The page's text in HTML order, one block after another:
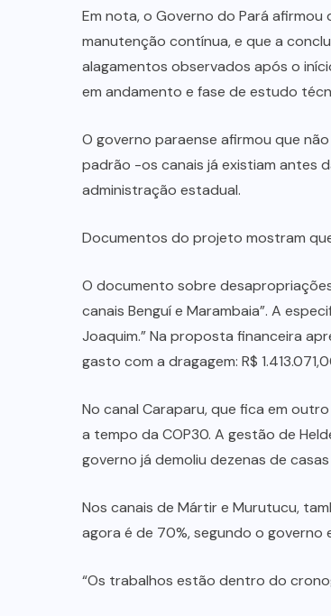
Em nota, o Governo do Pará
manutenção contínua, e que a
alagamentos observados após o
em andamento e fase de estudo
O governo paraense afirmou que
padrão -os canais já existiam antes
administração estadual.
Documentos do projeto mostram
O documento sobre
canais Benguí e Marambaia”. A
Joaquim.” Na proposta financeira
gasto com a dragagem: R$
No canal Caraparu, que fica em
a tempo da COP30. A gestão de
governo já demoliu dezenas de
Nos canais de Mártir e Murutucu,
agora é de 70%, segundo o governo
“Os trabalhos estão dentro do